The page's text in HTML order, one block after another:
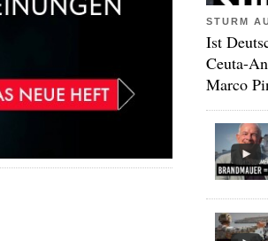
STURM
Ist
Ceuta-
Marco